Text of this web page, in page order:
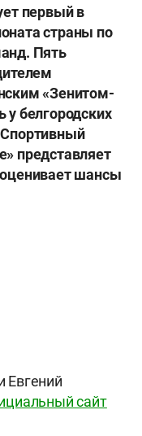
первый в
страны по
Пять
«Зенитом-
у белгородских
представляет
шансы
Евгений
сайт